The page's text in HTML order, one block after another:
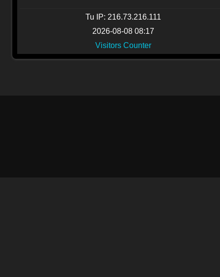
Tu IP: 216.73.216.111
2026-08-08 08:17
Visitors Counter